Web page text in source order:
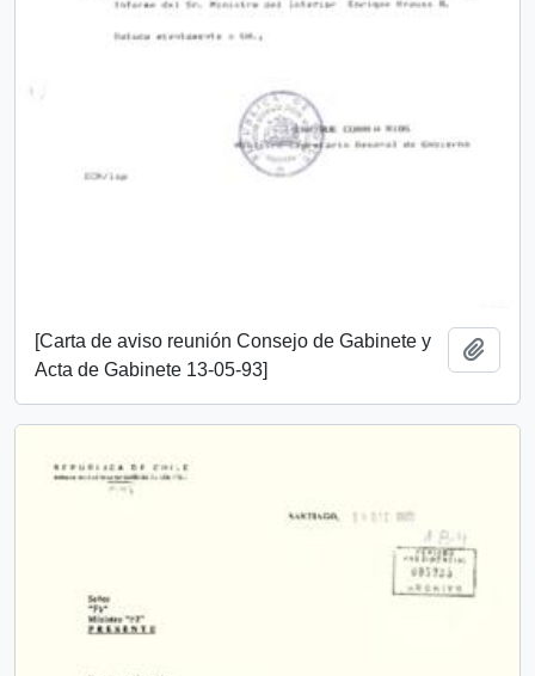
[Carta de aviso reunión Consejo de Gabinete y
Acta de Gabinete 13-05-93]